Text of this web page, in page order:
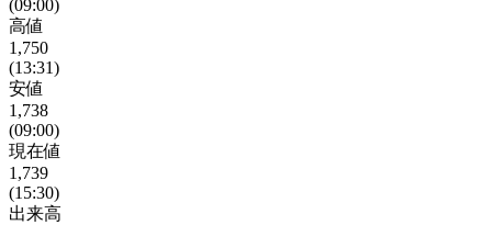
(09:00)
高値
1,750
(13:31)
安値
1,738
(09:00)
現在値
1,739
(15:30)
出来高